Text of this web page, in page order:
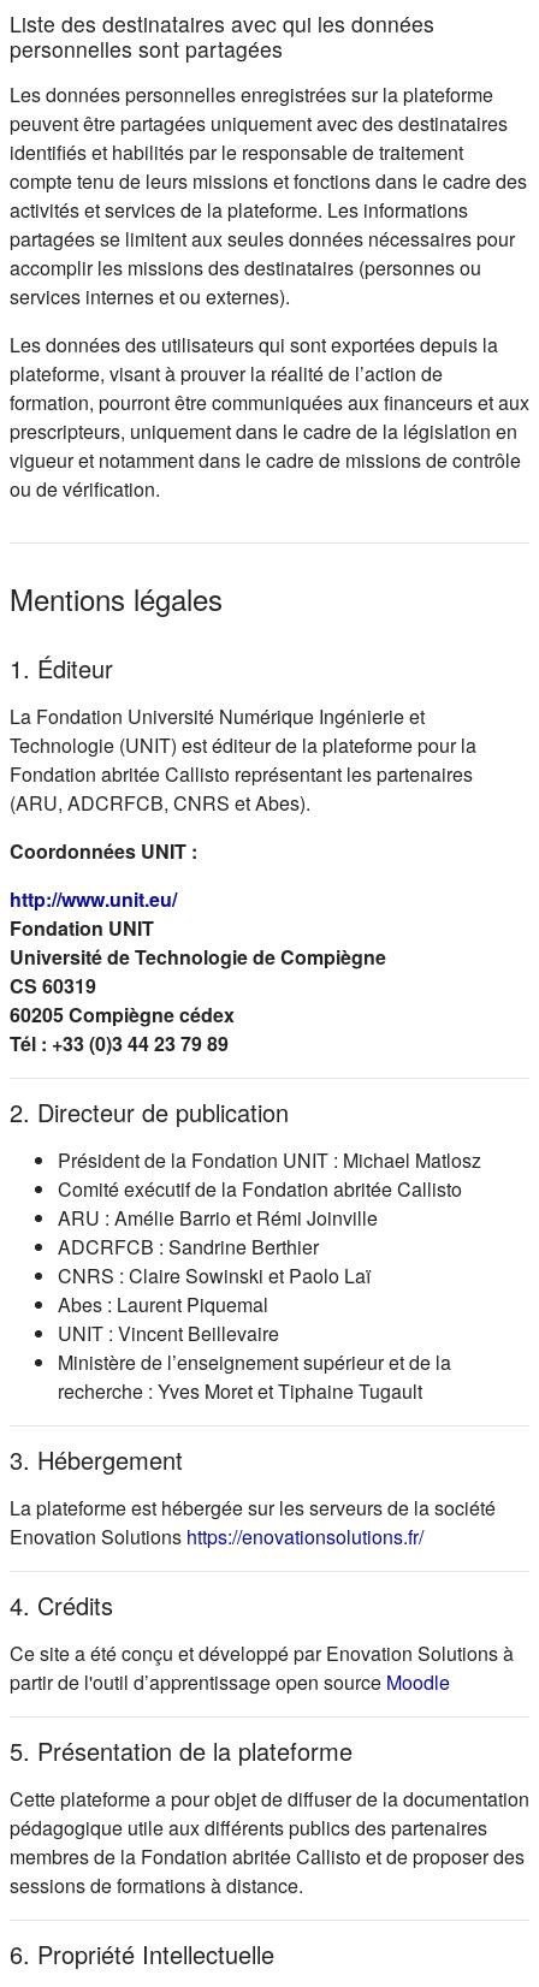
Liste des destinataires avec qui les données
personnelles sont partagées
Les données personnelles enregistrées sur la plateforme
peuvent être partagées uniquement avec des destinataires
identifiés et habilités par le responsable de traitement
compte tenu de leurs missions et fonctions dans le cadre des
activités et services de la plateforme. Les informations
partagées se limitent aux seules données nécessaires pour
accomplir les missions des destinataires (personnes ou
services internes et ou externes).
Les données des utilisateurs qui sont exportées depuis la
plateforme, visant à prouver la réalité de l’action de
formation, pourront être communiquées aux financeurs et aux
prescripteurs, uniquement dans le cadre de la législation en
vigueur et notamment dans le cadre de missions de contrôle
ou de vérification.
Mentions légales
1. Éditeur
La Fondation Université Numérique Ingénierie et
Technologie (UNIT) est éditeur de la plateforme pour la
Fondation abritée Callisto représentant les partenaires
(ARU, ADCRFCB, CNRS et Abes).
Coordonnées UNIT :
http://www.unit.eu/(s'ouvre dans un nouvel onglet)
Fondation UNIT
Université de Technologie de Compiègne
CS 60319
60205 Compiègne cédex
Tél : +33 (0)3 44 23 79 89
2. Directeur de publication
Président de la Fondation UNIT : Michael Matlosz
Comité exécutif de la Fondation abritée Callisto
ARU : Amélie Barrio et Rémi Joinville
ADCRFCB : Sandrine Berthier
CNRS : Claire Sowinski et Paolo Laï
Abes : Laurent Piquemal
UNIT : Vincent Beillevaire
Ministère de l’enseignement supérieur et de la
recherche : Yves Moret et Tiphaine Tugault
3. Hébergement
La plateforme est hébergée sur les serveurs de la société
Enovation Solutions https://enovationsolutions.fr/(s'ouvre
4. Crédits
Ce site a été conçu et développé par Enovation Solutions à
partir de l'outil d’apprentissage open source Moodle(s'ouvre
5. Présentation de la plateforme
Cette plateforme a pour objet de diffuser de la documentation
pédagogique utile aux différents publics des partenaires
membres de la Fondation abritée Callisto et de proposer des
sessions de formations à distance.
6. Propriété Intellectuelle